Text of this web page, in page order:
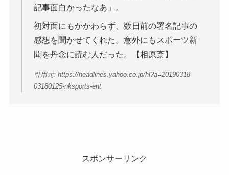
記事面白かったなあ」。
初対面にもかかわらず、数日前の署名記事の
感想を聞かせてくれた。意外にもスポーツ新
聞を丹念に読む人だった。【相原斎】
引用元: https://headlines.yahoo.co.jp/hl?a=20190318-
03180125-nksports-ent
スポンサーリンク